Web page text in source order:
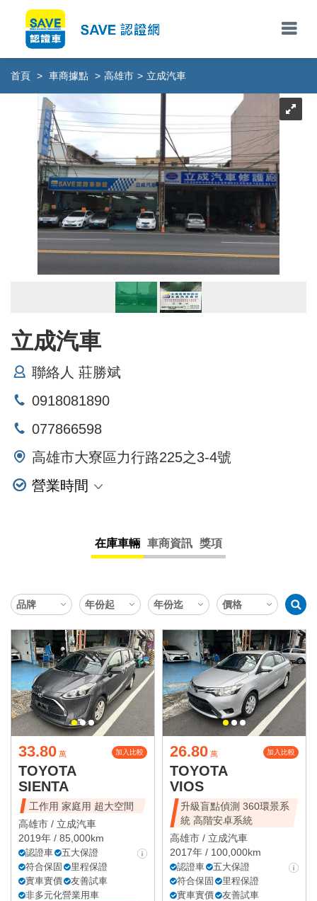
首頁 > 車商據點 > 高雄市 > 立成汽車
立成汽車
聯絡人 莊勝斌
0918081890
077866598
高雄市大寮區力行路225之3-4號
營業時間
星期四
星期五
星期六
星期日
國定假日營業時間請洽店家確認
在庫車輛 車商資訊 獎項
33.80 萬 加入比較
TOYOTA
SIENTA
工作用 家庭用 超大空間
高雄市 / 立成汽車
2019年 / 85,000km
認證車
五大保證
符合保固
里程保證
實車實價
友善試車
非多元化營業用車
26.80 萬 加入比較
TOYOTA
VIOS
升級盲點偵測 360環景系
統 高階安卓系統
高雄市 / 立成汽車
2017年 / 100,000km
認證車
五大保證
符合保固
里程保證
實車實價
友善試車